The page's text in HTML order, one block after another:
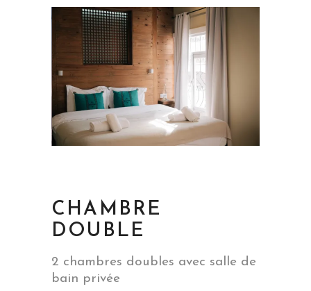
CHAMBRE
DOUBLE
2 chambres doubles avec salle de
bain privée